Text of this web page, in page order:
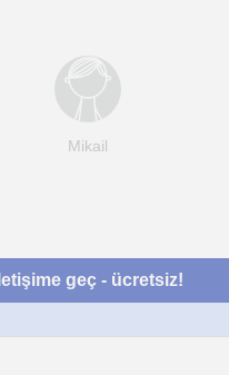
Mikail
İletişime geç - ücretsiz!